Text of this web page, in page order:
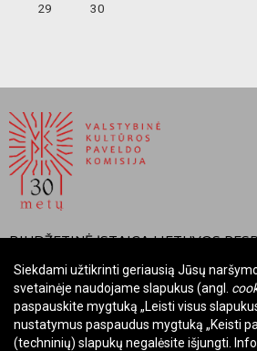
29
30
BIUDŽETINĖ ĮSTAIGA LIETUVOS
VALSTYBINĖ KULTŪROS PAVELDO
Įmonės kodas: Juridinių asmenų registre
Adresas: Rūdninkų g. 13, 01135 Vilnius
Telefonas: +370 699 13972
Siekdami užtikrinti geriausią Jūsų
svetainėje naudojame slapukus (angl.
paspauskite mygtuką „Leisti visus
nustatymus paspaudus mygtuką „Keisti
(techninių) slapukų negalėsite išjungti.